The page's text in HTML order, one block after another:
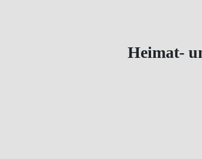
Heimat-